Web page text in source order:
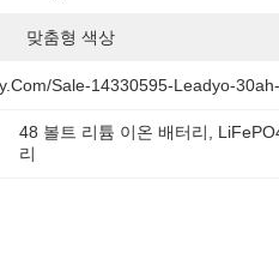
맞춤형 색상
sale-14330595-Leadyo-
48 볼트 리튬 이온 배터리,
리